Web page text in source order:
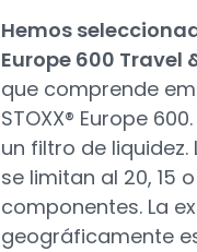
Hemos
Europe 600 Travel
que comprende
STOXX® Europe
un filtro de
se limitan al 20, 15
componentes. La
geográficamente